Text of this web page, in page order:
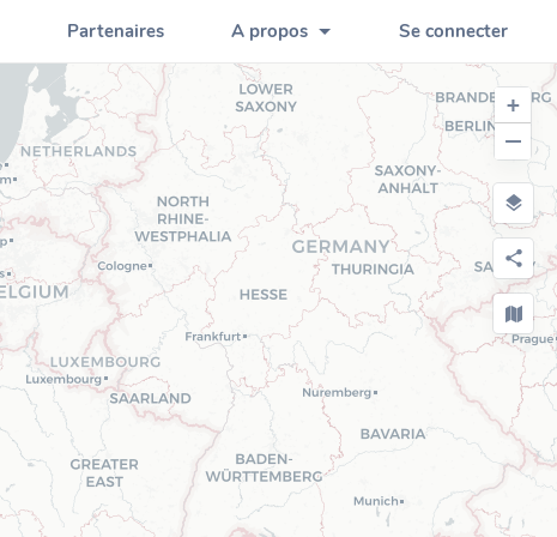
Partenaires A propos Se connecter
+
−